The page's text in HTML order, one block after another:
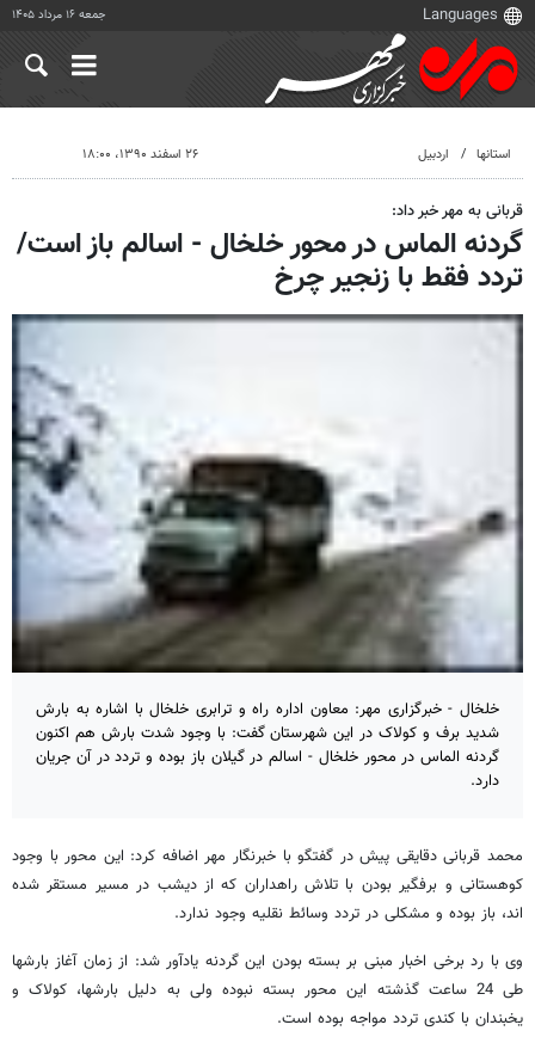
جمعه ۱۶ مرداد ۱۴۰۵
استانها اردبیل ۲۶ اسفند ۱۳۹۰، ۱۸:۰۰
قربانی به مهر خبر داد:
گردنه الماس در محور خلخال - اسالم باز است/
تردد فقط با زنجیر چرخ
خلخال - خبرگزاری مهر: معاون اداره راه و ترابری خلخال با اشاره به بارش
شدید برف و کولاک در این شهرستان گفت: با وجود شدت بارش هم اکنون
گردنه الماس در محور خلخال - اسالم در گیلان باز بوده و تردد در آن جریان
دارد.
محمد قربانی دقایقی پیش در گفتگو با خبرنگار مهر اضافه کرد: این محور با وجود
کوهستانی و برفگیر بودن با تلاش راهداران که از دیشب در مسیر مستقر شده
اند، باز بوده و مشکلی در تردد وسائط نقلیه وجود ندارد.
وی با رد برخی اخبار مبنی بر بسته بودن این گردنه یادآور شد: از زمان آغاز بارشها
طی 24 ساعت گذشته این محور بسته نبوده ولی به دلیل بارشها، کولاک و
یخبندان با کندی تردد مواجه بوده است.